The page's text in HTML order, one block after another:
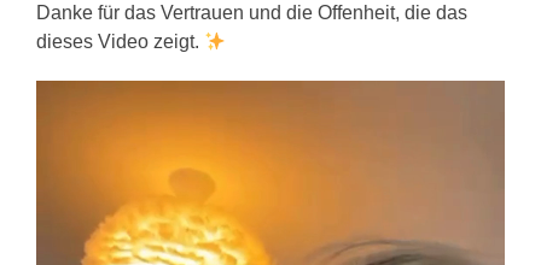
Danke für das Vertrauen und die Offenheit, die das
dieses Video zeigt.